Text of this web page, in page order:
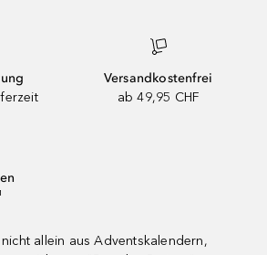
Versandkostenfrei
ab 49,95 CHF
allein aus Adventskalendern,